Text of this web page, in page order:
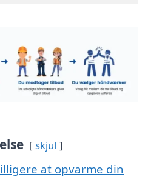
skjul
at opvarme din